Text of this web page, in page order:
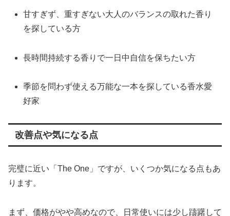
甘すぎず、重すぎない大人のバランスの取れた香り
を探している方
長時間持続する香りで一日中自信を保ちたい方
季節を問わず使える万能な一本を探している香水愛
好家
改善点や気になる点
完璧に近い「The One」ですが、いくつか気になる点もあ
ります。
まず、価格がやや高めなので、日常使いには少し躊躇して